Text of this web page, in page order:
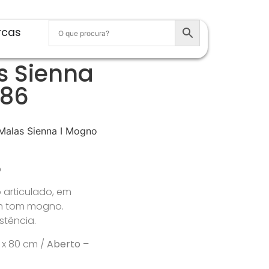
Sienna
Sienna I Mogno
articulado, em
tom mogno.
x 80 cm / Aberto –